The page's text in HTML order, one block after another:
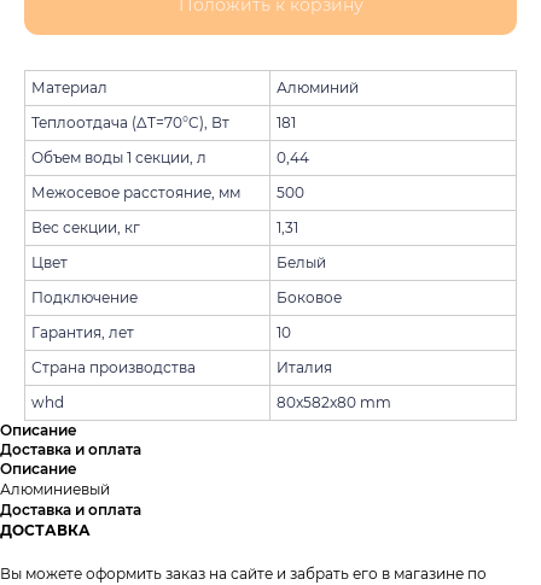
Положить к корзину
Материал
Алюминий
Теплоотдача (ΔT=70°C), Вт
181
Объем воды 1 секции, л
0,44
Межосевое расстояние, мм
500
Вес секции, кг
1,31
Цвет
Белый
Подключение
Боковое
Гарантия, лет
10
Страна производства
Италия
whd
80x582x80 mm
Описание
Доставка и оплата
Описание
Алюминиевый
Доставка и оплата
ДОСТАВКА
Вы можете оформить заказ на сайте и забрать его в магазине по